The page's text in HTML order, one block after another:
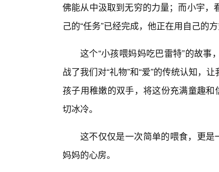
佛能从中汲取到无穷的力量；而小宇
己的“任务”已经完成，他正在用自己的
这个“小孩喂妈妈吃巴雷特”的故
战了我们对“礼物”和“爱”的传统认知，
孩子用稚嫩的双手，将这份充满童趣
切冰冷。
这不仅仅是一次简单的喂食，更是
妈妈的心房。